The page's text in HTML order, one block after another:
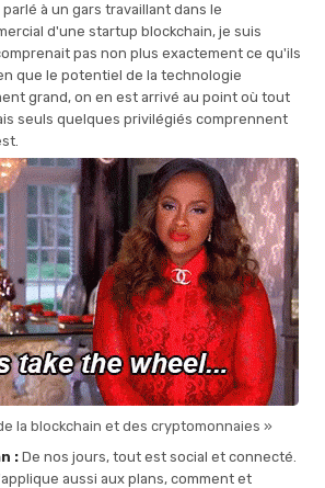
parlé à un gars travaillant dans le
d'une startup blockchain, je suis
pas non plus exactement ce qu'ils
que le potentiel de la technologie
grand, on en est arrivé au point où tout
seuls quelques privilégiés comprennent
la blockchain et des cryptomonnaies »
: De nos jours, tout est social et connecté.
aussi aux plans, comment et